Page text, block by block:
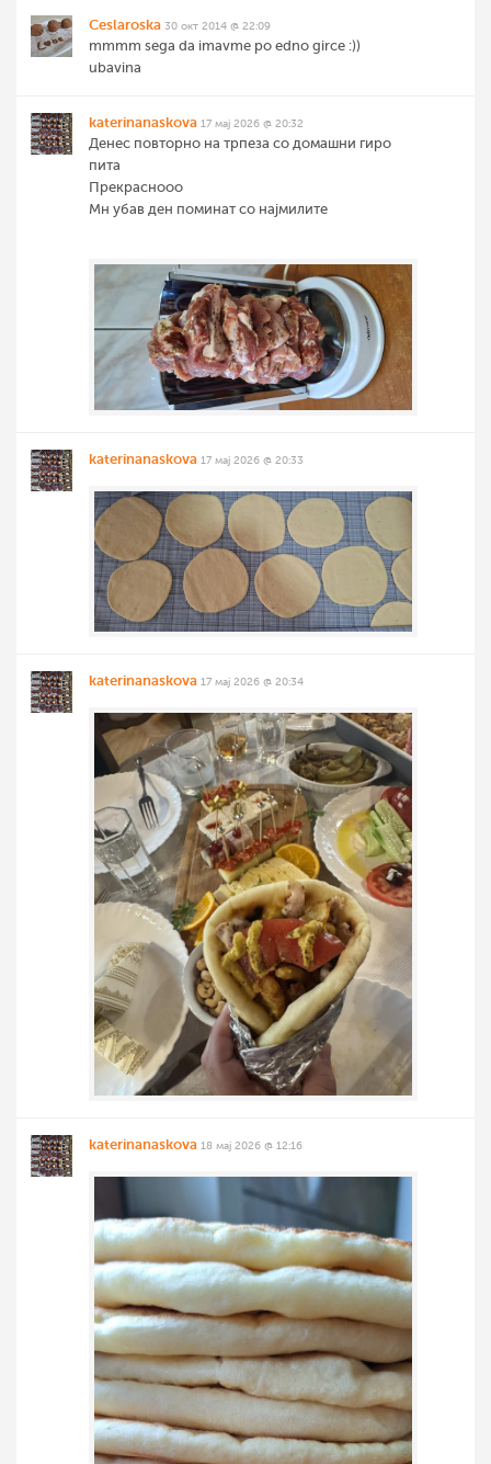
Ceslaroska 30 окт 2014 @ 22:09
mmmm sega da imavme po edno girce :))
ubavina
katerinanaskova 17 мај 2026 @ 20:32
Денес повторно на трпеза со домашни гиро
пита
Прекраснооо
Мн убав ден поминат со најмилите
katerinanaskova 17 мај 2026 @ 20:33
katerinanaskova 17 мај 2026 @ 20:34
katerinanaskova 18 мај 2026 @ 12:16